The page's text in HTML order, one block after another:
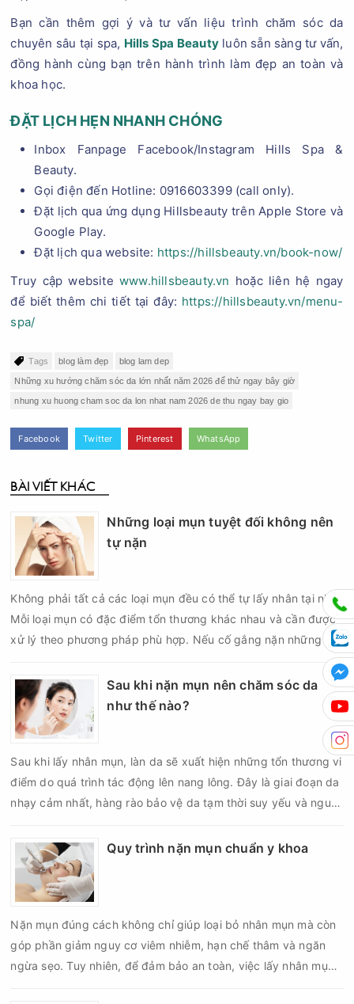
Bạn cần thêm gợi ý và tư vấn liệu trình chăm sóc da
chuyên sâu tại spa, Hills Spa Beautyluôn sẵn sàng tư vấn,
đồng hành cùng bạn trên hành trình làm đẹp an toàn và
khoa học.
ĐẶT LỊCH HẸN NHANH CHÓNG
Inbox Fanpage Facebook/Instagram Hills Spa &
Beauty.
Gọi điện đến Hotline: 0916603399 (call only).
Đặt lịch qua ứng dụng Hillsbeauty trên Apple Store và
Google Play.
Đặt lịch qua website: https://hillsbeauty.vn/book-now/
Truy cập websitewww.hillsbeauty.vn hoặc liên hệ ngay
để biết thêm chi tiết tại đây: https://hillsbeauty.vn/menu-
spa/
Tags blog làm đẹp blog lam dep
Những xu hướng chăm sóc da lớn nhất năm 2026 để thử ngay bây giờ
nhung xu huong cham soc da lon nhat nam 2026 de thu ngay bay gio
Facebook Twitter Pinterest WhatsApp
BÀI VIẾT KHÁC
Những loại mụn tuyệt đối không nên
tự nặn
Không phải tất cả các loại mụn đều có thể tự lấy nhân tại nhà.
Mỗi loại mụn có đặc điểm tổn thương khác nhau và cần được
xử lý theo phương pháp phù hợp. Nếu cố gắng nặn những nốt
mụn không đúng chỉ định, bạn có thể khiến tình trạng viêm trở
nên nghiêm trọng hơn, làm tăng nguy cơ nhiễm trùng, để lại
thâm hoặc sẹo khó phục hồi.
Sau khi nặn mụn nên chăm sóc da
như thế nào?
Sau khi lấy nhân mụn, làn da sẽ xuất hiện những tổn thương vi
điểm do quá trình tác động lên nang lông. Đây là giai đoạn da
nhạy cảm nhất, hàng rào bảo vệ da tạm thời suy yếu và nguy
nếu chăm sóc không đúng cách. Chính vì vậy, việc chăm sóc
da sau nặn mụn không chỉ giúp vùng da hồi phục nhanh hơn
mà còn góp phần giảm nguy cơ tái phát mụn và hạn chế các
biến chứng về sau.
Quy trình nặn mụn chuẩn y khoa
Nặn mụn đúng cách không chỉ giúp loại bỏ nhân mụn mà còn
góp phần giảm nguy cơ viêm nhiễm, hạn chế thâm và ngăn
ngừa sẹo. Tuy nhiên, để đảm bảo an toàn, việc lấy nhân mụn